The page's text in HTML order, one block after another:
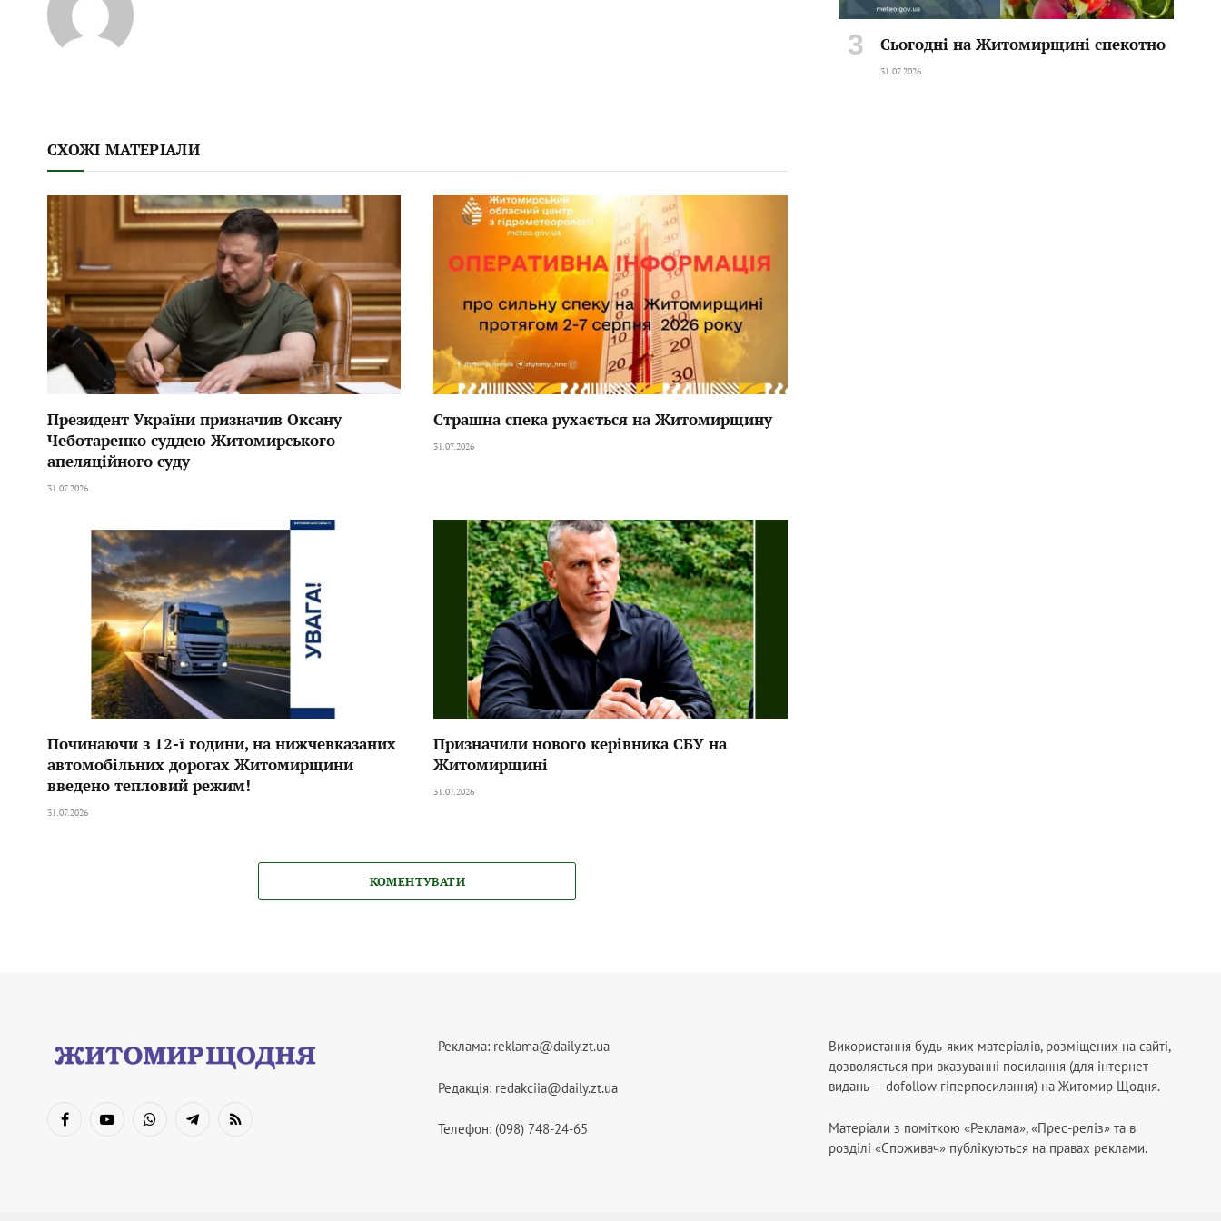
СХОЖІ МАТЕРІАЛИ
Президент України призначив Оксану
Чеботаренко суддею Житомирського
апеляційного суду
31.07.2026
Страшна спека рухається на Житомирщину
31.07.2026
Починаючи з 12-ї години, на нижчевказаних
автомобільних дорогах Житомирщини
введено тепловий режим!
31.07.2026
Призначили нового керівника СБУ на
Житомирщині
31.07.2026
КОМЕНТУВАТИ
Сьогодні на Житомирщині спекотно
31.07.2026
FacebookYouTubeWhatsAppTelegramRSS
Реклама: reklama@daily.zt.ua
Редакція: redakciia@daily.zt.ua
Телефон: (098) 748-24-65
Використання будь-яких матеріалів, розміщених на сайті,
дозволяється при вказуванні посилання (для інтернет-
видань — dofollow гіперпосилання) на Житомир Щодня.
Матеріали з поміткою «Реклама», «Прес-реліз» та в
розділі «Споживач» публікуються на правах реклами.